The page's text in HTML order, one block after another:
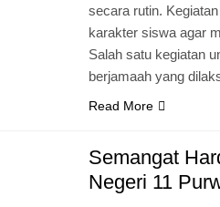
secara rutin.
karakter siswa agar
Salah satu kegiatan
berjamaah yang
Read More
Semangat
Negeri 11